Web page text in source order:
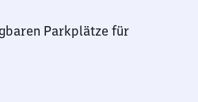
Uhr Parkplätze für